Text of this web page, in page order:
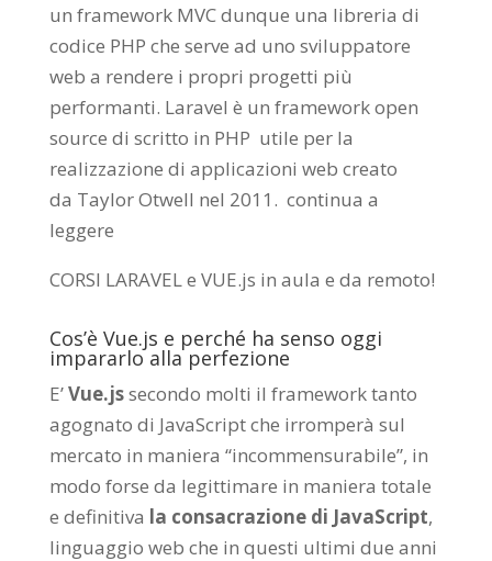
un framework MVC dunque una libreria di
codice PHP che serve ad uno sviluppatore
web a rendere i propri progetti più
performanti. Laravel è un framework open
source di scritto in PHP utile per la
realizzazione di applicazioni web creato
da Taylor Otwell nel 2011. continua a
leggere
CORSI LARAVEL e VUE.js in aula e da remoto!
Cos’è Vue.js e perché ha senso oggi
impararlo alla perfezione
E’Vue.jssecondo molti il framework tanto
agognato di JavaScript che irromperà sul
mercato in maniera “incommensurabile”, in
modo forse da legittimare in maniera totale
e definitiva la consacrazione di JavaScript,
linguaggio web che in questi ultimi due anni